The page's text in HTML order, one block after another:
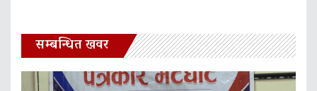
सम्बन्धित खवर